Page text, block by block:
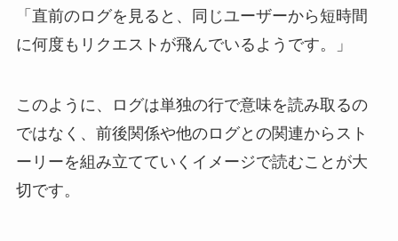
「直前のログを見ると、同じユーザーから短時間
に何度もリクエストが飛んでいるようです。」
このように、ログは単独の行で意味を読み取るの
ではなく、前後関係や他のログとの関連からスト
ーリーを組み立てていくイメージで読むことが大
切です。